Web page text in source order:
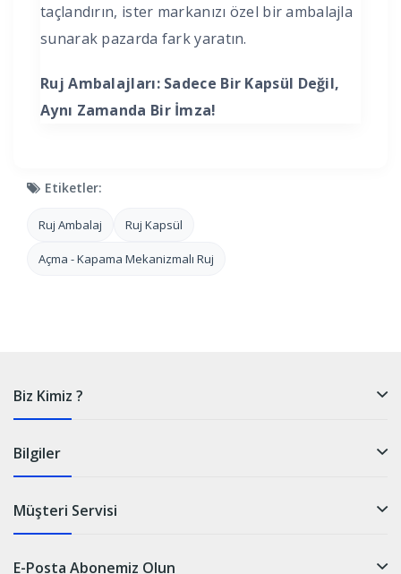
taçlandırın, ister markanızı özel bir ambalajla
sunarak pazarda fark yaratın.
Ruj Ambalajları: Sadece Bir Kapsül Değil,
Aynı Zamanda Bir İmza!
Etiketler:
Ruj Ambalaj Ruj Kapsül
Açma - Kapama Mekanizmalı Ruj
Biz Kimiz ?
Bilgiler
Müşteri Servisi
E-Posta Abonemiz Olun